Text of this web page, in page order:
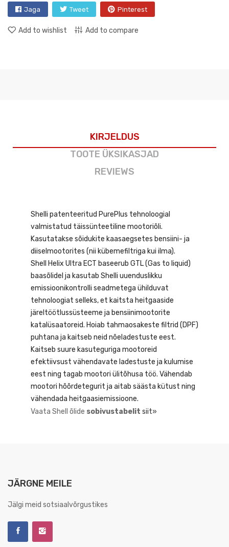
Jaga Tweet Pinterest
Add to wishlist Add to compare
KIRJELDUS
TOOTE ÜKSIKASJAD
REVIEWS
Shelli patenteeritud PurePlus tehnoloogial
valmistatud täissünteetiline mootoriõli.
Kasutatakse sõidukite kaasaegsetes bensiini- ja
diiselmootorites (nii kübemefiltriga kui ilma).
Shell Helix Ultra ECT baseerub GTL (Gas to liquid)
baasõlidel ja kasutab Shelli uuenduslikku
emissioonikontrolli seadmetega ühilduvat
tehnoloogiat selleks, et kaitsta heitgaaside
järeltöötlussüsteeme ja bensiinimootorite
katalüsaatoreid. Hoiab tahmaosakeste filtrid (DPF)
puhtana ja kaitseb neid nõeladestuste eest.
Kaitseb suure kasuteguriga mootoreid
efektiivsust vähendavate ladestuste ja kulumise
eest ning tagab mootori ülitõhusa töö. Vähendab
mootori hõõrdetegurit ja aitab säästa kütust ning
vähendada heitgaasiemissioone.
Vaata Shell õlide sobivustabelit siit»
JÄRGNE MEILE
Jälgi meid sotsiaalvõrgustikes